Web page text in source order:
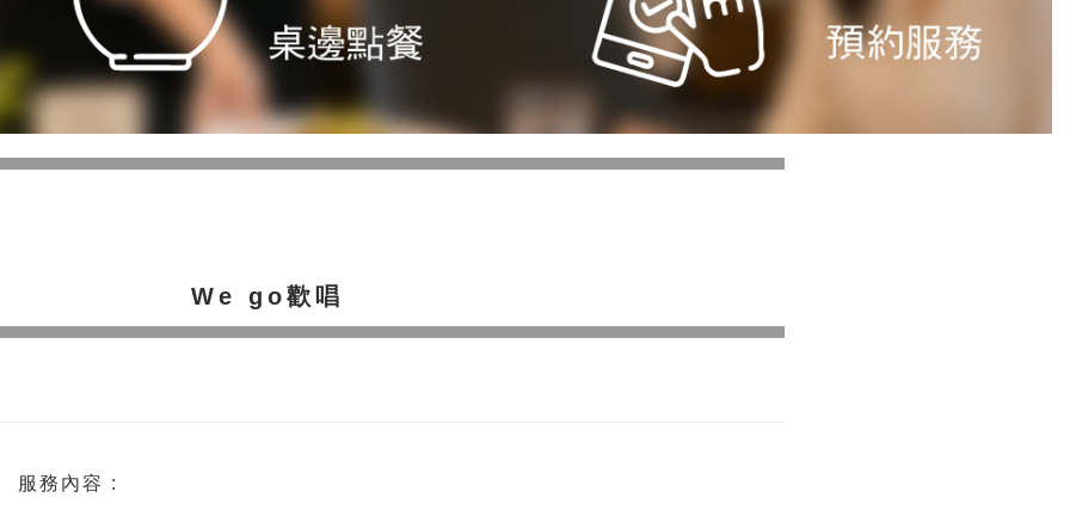
We go歡唱
服務內容 :